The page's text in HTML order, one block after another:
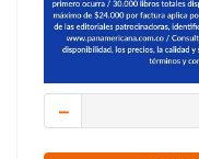
－